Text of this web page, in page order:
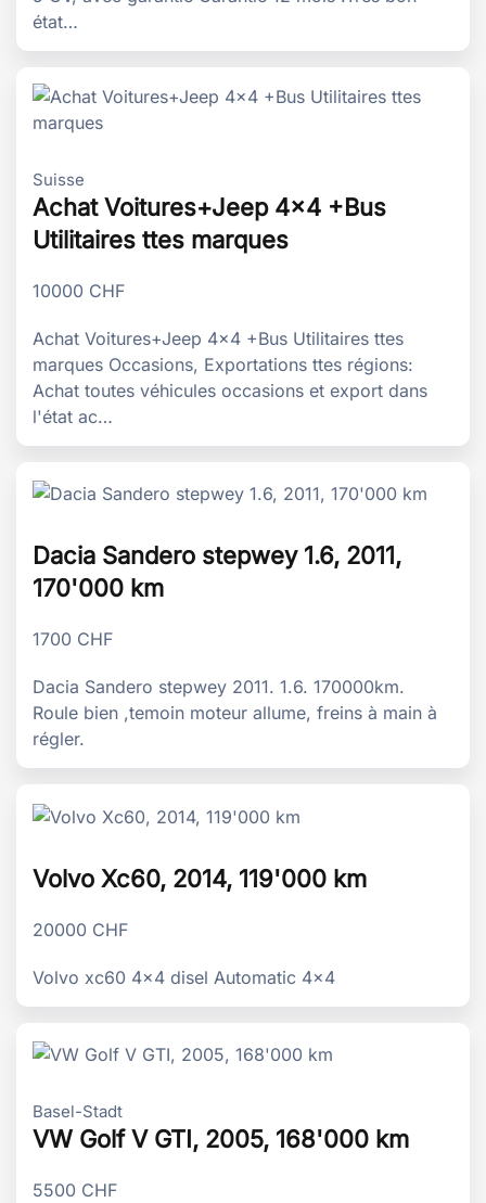
état…
Suisse
Achat Voitures+Jeep 4x4 +Bus
Utilitaires ttes marques
10000 CHF
Achat Voitures+Jeep 4x4 +Bus Utilitaires ttes
marques Occasions, Exportations ttes régions:
Achat toutes véhicules occasions et export dans
l'état ac…
Dacia Sandero stepwey 1.6, 2011,
170'000 km
1700 CHF
Dacia Sandero stepwey 2011. 1.6. 170000km.
Roule bien ,temoin moteur allume, freins à main à
régler.
Volvo Xc60, 2014, 119'000 km
20000 CHF
Volvo xc60 4x4 disel Automatic 4x4
Basel-Stadt
VW Golf V GTI, 2005, 168'000 km
5500 CHF